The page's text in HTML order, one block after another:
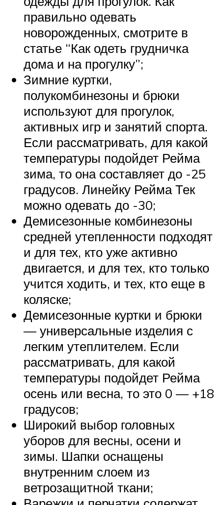
правильно одевать
новорожденных, смотрите в
статье “Как одеть грудничка
дома и на прогулку”;
Зимние куртки,
полукомбинезоны и брюки
используют для прогулок,
активных игр и занятий спорта.
Если рассматривать, для какой
температуры подойдет Рейма
зима, то она составляет до -25
градусов. Линейку Рейма Тек
можно одевать до -30;
Демисезонные комбинезоны
средней утепленности подходят
и для тех, кто уже активно
двигается, и для тех, кто только
учится ходить, и тех, кто еще в
коляске;
Демисезонные куртки и брюки
— универсальные изделия с
легким утеплителем. Если
рассматривать, для какой
температуры подойдет Рейма
осень или весна, то это 0 — +18
градусов;
Широкий выбор головных
уборов для весны, осени и
зимы. Шапки оснащены
внутренним слоем из
ветрозащитной ткани;